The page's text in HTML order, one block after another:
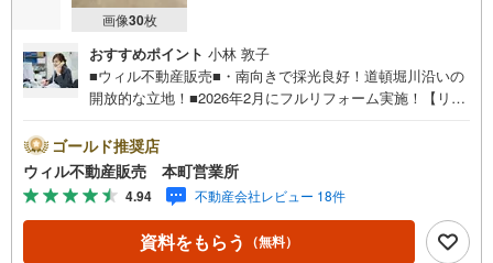
画像30枚
おすすめポイント 小林 敦子
■ウィル不動産販売■・南向きで採光良好！道頓堀川沿いの
開放的な立地！■2026年2月にフルリフォーム実施！【リフ
具、給湯器交換・全室クロス、フローリング張替え■「汐見
橋駅」徒歩5分！駅近！■阪神高速出入り口付近のため車移
動に便利！■各教育施設が近いロケーション！■『スギドラ
ッグ北堀江店』まで徒歩7分！■『ローソン 南堀江四丁目
店』まで徒歩3分！■10階！エレベーターありで高層階でも
安心！■3LDK！■ペットと一緒に暮らせるマンション（細
ゴールド推奨店
ウィル不動産販売 本町営業所
4.94 不動産会社レビュー 18件
資料をもらう （無料）